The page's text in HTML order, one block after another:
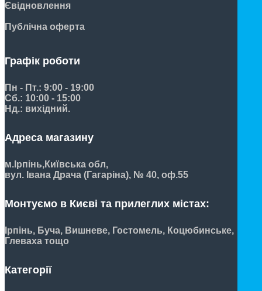
Євідновлення
Публічна оферта
Графік роботи
Пн - Пт.: 9:00 - 19:00
Сб.: 10:00 - 15:00
Нд.: вихідний.
Адреса магазину
м.Ірпінь,Київська обл,
вул. Івана Драча (Гагаріна), № 40, оф.55
Монтуємо в Києві та прилеглих містах:
Ірпінь, Буча, Вишневе, Гостомель, Коцюбинське,
Глеваха тощо
Категорії